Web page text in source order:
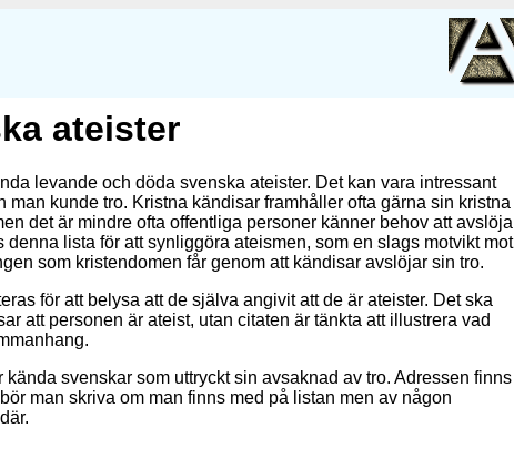
ateister
levande och döda svenska ateister. Det kan vara intressant
man kunde tro. Kristna kändisar framhåller ofta gärna sin kristna
det är mindre ofta offentliga personer känner behov att avslöja
denna lista för att synliggöra ateismen, som en slags motvikt mot
som kristendomen får genom att kändisar avslöjar sin tro.
för att belysa att de själva angivit att de är ateister. Det ska
att personen är ateist, utan citaten är tänkta att illustrera vad
svenskar som uttryckt sin avsaknad av tro. Adressen finns
man skriva om man finns med på listan men av någon